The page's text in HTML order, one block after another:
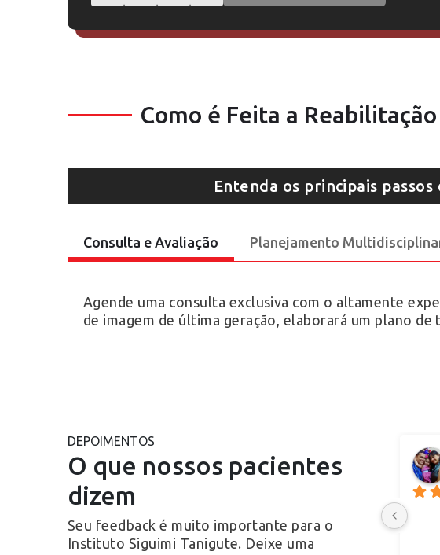
Como é Feita a
Entenda os principais
Consulta e Avaliação Planejamento
Agende uma consulta exclusiva com o altamente
de imagem de última geração, elaborará um plano
DEPOIMENTOS
O que nossos pacientes
dizem
Seu feedback é muito importante para o
Instituto Siguimi Tanigute. Deixe uma
Christiane Tanigute
há 2 anos
Jeferson Jr
há 2 anos